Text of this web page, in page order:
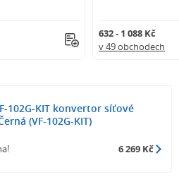
632 - 1 088 Kč
v 49 obchodech
102G-KIT konvertor síťové
(VF-102G-KIT)
6 269 Kč